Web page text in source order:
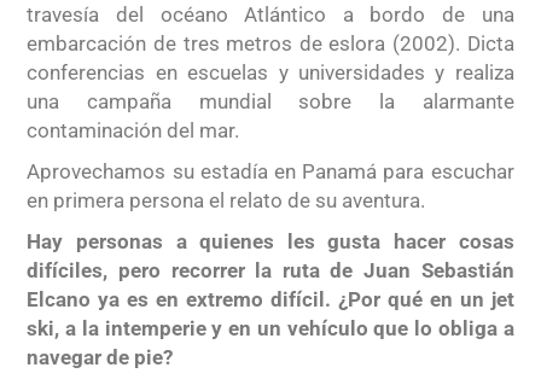
travesía del océano Atlántico a bordo de una
embarcación de tres metros de eslora (2002). Dicta
conferencias en escuelas y universidades y realiza
una campaña mundial sobre la alarmante
contaminación del mar.
Aprovechamos su estadía en Panamá para escuchar
en primera persona el relato de su aventura.
Hay personas a quienes les gusta hacer cosas
difíciles, pero recorrer la ruta de Juan Sebastián
Elcano ya es en extremo difícil. ¿Por qué en un jet
ski, a la intemperie y en un vehículo que lo obliga a
navegar de pie?